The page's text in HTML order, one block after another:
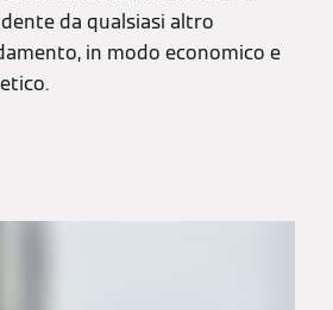
da qualsiasi altro
in modo economico e